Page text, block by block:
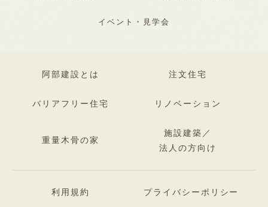
イベント・見学会
阿部建設とは 注文住宅
バリアフリー住宅 リノベーション
重量木骨の家
施設建築／
法人の方向け
利用規約 プライバシーポリシー